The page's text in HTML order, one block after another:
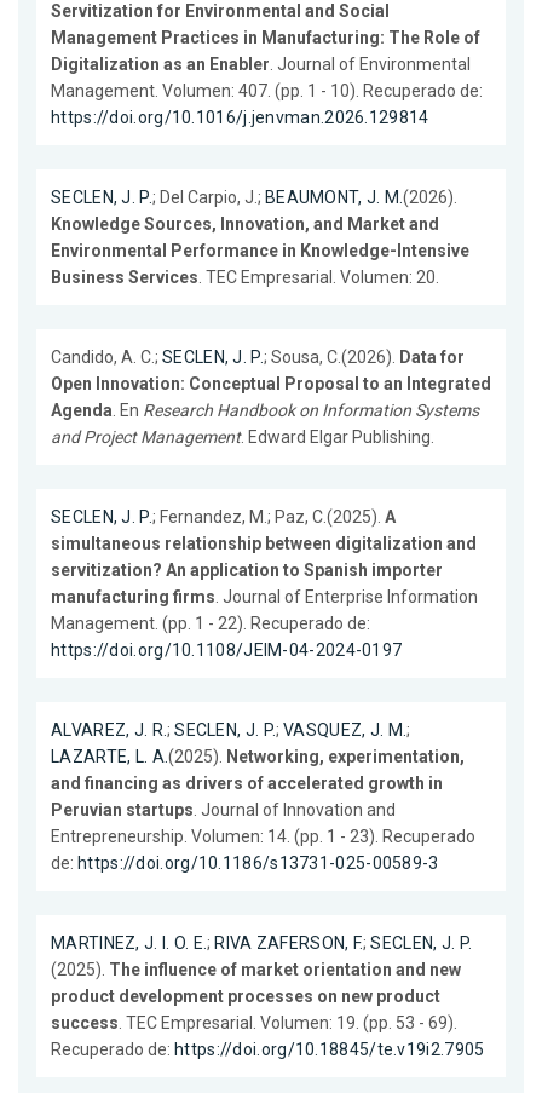
Servitization for Environmental and Social
Management Practices in Manufacturing: The Role of
Digitalization as an Enabler. Journal of Environmental
Management. Volumen: 407. (pp. 1 - 10). Recuperado de:
https://doi.org/10.1016/j.jenvman.2026.129814
SECLEN, J. P.; Del Carpio, J.; BEAUMONT, J. M.(2026).
Knowledge Sources, Innovation, and Market and
Environmental Performance in Knowledge-Intensive
Business Services. TEC Empresarial. Volumen: 20.
Candido, A. C.; SECLEN, J. P.; Sousa, C.(2026). Data for
Open Innovation: Conceptual Proposal to an Integrated
Agenda. En Research Handbook on Information Systems
and Project Management. Edward Elgar Publishing.
SECLEN, J. P.; Fernandez, M.; Paz, C.(2025). A
simultaneous relationship between digitalization and
servitization? An application to Spanish importer
manufacturing firms. Journal of Enterprise Information
Management. (pp. 1 - 22). Recuperado de:
https://doi.org/10.1108/JEIM-04-2024-0197
ALVAREZ, J. R.;SECLEN, J. P.;VASQUEZ, J. M.;
LAZARTE, L. A.(2025). Networking, experimentation,
and financing as drivers of accelerated growth in
Peruvian startups. Journal of Innovation and
Entrepreneurship. Volumen: 14. (pp. 1 - 23). Recuperado
de: https://doi.org/10.1186/s13731-025-00589-3
MARTINEZ, J. I. O. E.; RIVA ZAFERSON, F.;SECLEN, J. P.
(2025). The influence of market orientation and new
product development processes on new product
success. TEC Empresarial. Volumen: 19. (pp. 53 - 69).
Recuperado de: https://doi.org/10.18845/te.v19i2.7905